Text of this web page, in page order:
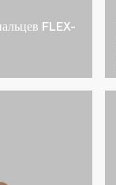
FLEX-